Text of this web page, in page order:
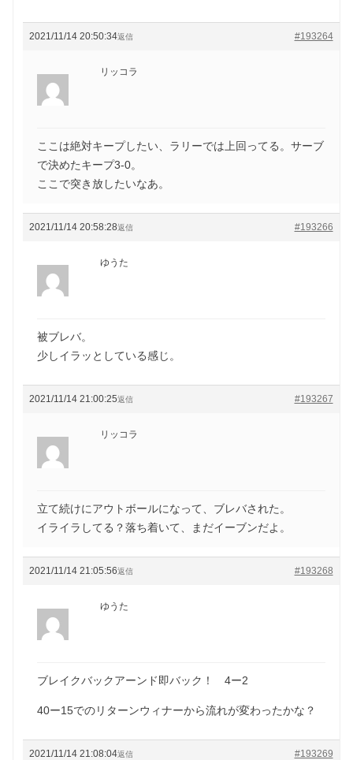
2021/11/14 20:50:34 #193264
返信
リッコラ
ここは絶対キープしたい、ラリーでは上回ってる。サーブ
で決めたキープ3-0。
ここで突き放したいなあ。
2021/11/14 20:58:28 #193266
返信
ゆうた
被ブレバ。
少しイラッとしている感じ。
2021/11/14 21:00:25 #193267
返信
リッコラ
立て続けにアウトボールになって、ブレバされた。
イライラしてる？落ち着いて、まだイーブンだよ。
2021/11/14 21:05:56 #193268
返信
ゆうた
ブレイクバックアーンド即バック！ 4ー2
40ー15でのリターンウィナーから流れが変わったかな？
2021/11/14 21:08:04 #193269
返信